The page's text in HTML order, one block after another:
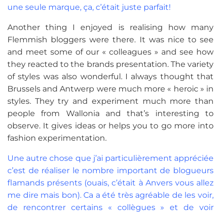
une seule marque, ça, c’était juste parfait!
Another thing I enjoyed is realising how many
Flemmish bloggers were there. It was nice to see
and meet some of our « colleagues » and see how
they reacted to the brands presentation. The variety
of styles was also wonderful. I always thought that
Brussels and Antwerp were much more « heroic » in
styles. They try and experiment much more than
people from Wallonia and that’s interesting to
observe. It gives ideas or helps you to go more into
fashion experimentation.
Une autre chose que j’ai particulièrement appréciée
c’est de réaliser le nombre important de blogueurs
flamands présents (ouais, c’était à Anvers vous allez
me dire mais bon). Ca a été très agréable de les voir,
de rencontrer certains « collègues » et de voir